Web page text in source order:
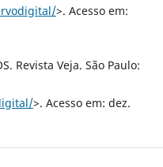
>. Acesso em:
Revista Veja. São Paulo:
>. Acesso em: dez.